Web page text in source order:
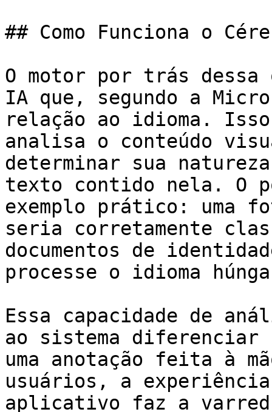
## Como Funciona o
O motor por trás dessa
IA que, segundo a
relação ao idioma.
analisa o conteúdo
determinar sua
texto contido nela. O
exemplo prático: uma
seria corretamente
documentos de
processe o idioma
Essa capacidade de
ao sistema diferenciar
uma anotação feita à
usuários, a
aplicativo faz a